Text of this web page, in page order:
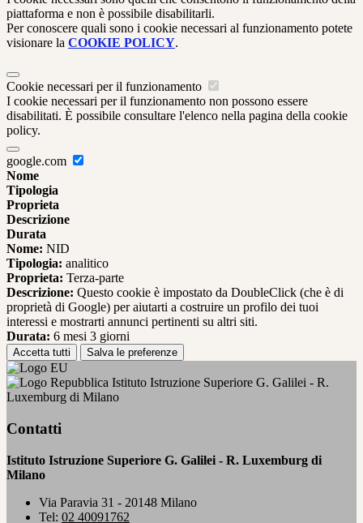
piattaforma e non è possibile disabilitarli.
Per conoscere quali sono i cookie necessari al funzionamento potete
visionare la COOKIE POLICY.
Cookie necessari per il funzionamento
I cookie necessari per il funzionamento non possono essere
disabilitati. È possibile consultare l'elenco nella pagina della cookie
policy.
google.com
Nome
Tipologia
Proprieta
Descrizione
Durata
Nome: NID
Tipologia: analitico
Proprieta: Terza-parte
Descrizione: Questo cookie è impostato da DoubleClick (che è di
proprietà di Google) per aiutarti a costruire un profilo dei tuoi
interessi e mostrarti annunci pertinenti su altri siti.
Durata: 6 mesi 3 giorni
Accetta tutti Salva le preferenze
Istituto Istruzione Superiore G. Galilei - R.
Luxemburg di Milano
Contatti
Istituto Istruzione Superiore G. Galilei - R. Luxemburg di
Milano
Via Paravia 31 - 20148 Milano
Tel: 02 40091762